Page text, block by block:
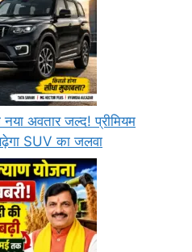
अवतार जल्द! प्रीमियम
SUV का जलवा